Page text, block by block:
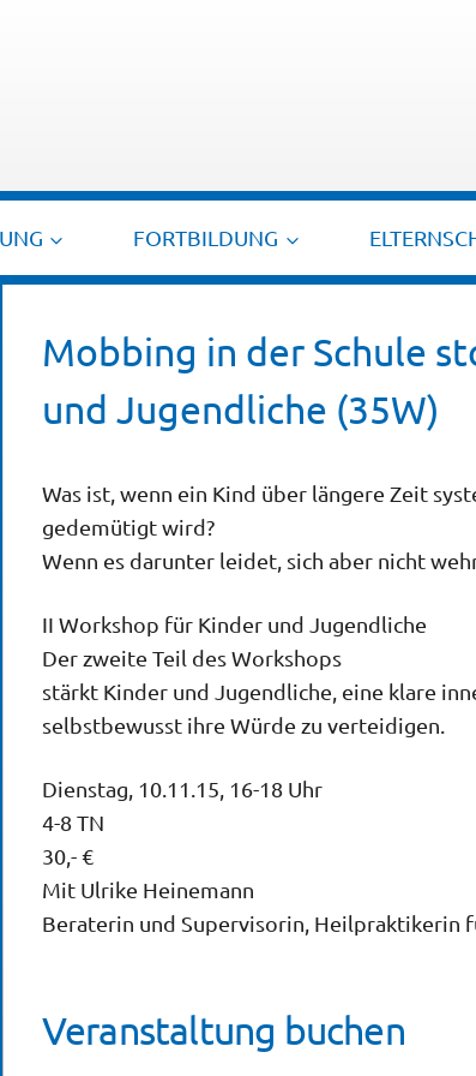
FORTBILDUNG
Mobbing in der Schule
und Jugendliche (35W)
Was ist, wenn ein Kind über längere Zeit
gedemütigt wird?
Wenn es darunter leidet, sich aber nicht
II Workshop für Kinder und Jugendliche
Der zweite Teil des Workshops
stärkt Kinder und Jugendliche, eine klare
selbstbewusst ihre Würde zu verteidigen.
Dienstag, 10.11.15, 16-18 Uhr
4-8 TN
30,- €
Mit Ulrike Heinemann
Beraterin und Supervisorin, Heilpraktikerin
Veranstaltung buchen